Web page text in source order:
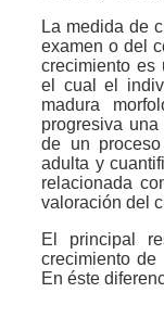
La medida de
examen o del
crecimiento es
el cual el
madura
progresiva
de un
adulta y
relacionada
valoración del
El principal
crecimiento de
En éste